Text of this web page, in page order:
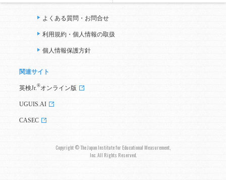
よくある質問・お問合せ
利用規約・個人情報の取扱
個人情報保護方針
関連サイト
英検Jr. ®オンライン版
UGUIS.AI
CASEC
Copyright © The Japan Institute for Educational Measurement,
Inc. All Rights Reserved.